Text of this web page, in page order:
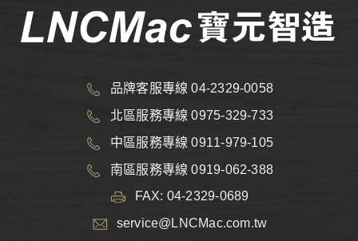
品牌客服專線 04-2329-0058
北區服務專線 0975-329-733
中區服務專線 0911-979-105
南區服務專線 0919-062-388
FAX: 04-2329-0689
service@LNCMac.com.tw